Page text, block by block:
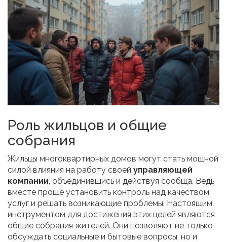
Роль жильцов и общие
собрания
Жильцы многоквартирных домов могут стать мощной
силой влияния на работу своей управляющей
компании , объединившись и действуя сообща. Ведь
вместе проще установить контроль над качеством
услуг и решать возникающие проблемы. Настоящим
инструментом для достижения этих целей являются
общие собрания жителей. Они позволяют не только
обсуждать социальные и бытовые вопросы, но и